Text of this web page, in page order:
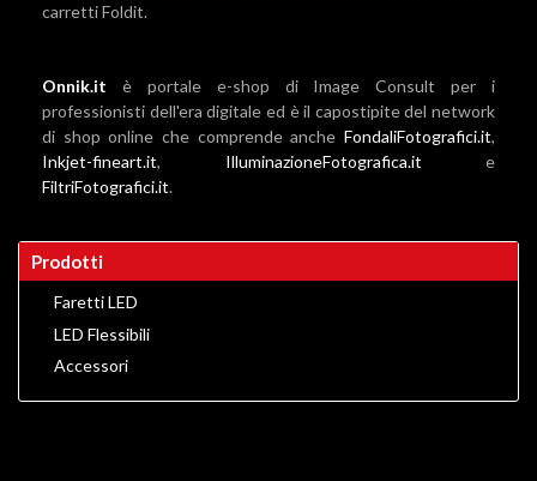
carretti Foldit.
Onnik.it è portale e-shop di Image Consult per i
professionisti dell'era digitale ed è il capostipite del network
di shop online che comprende anche FondaliFotografici.it,
Inkjet-fineart.it, IlluminazioneFotografica.it e
FiltriFotografici.it.
Prodotti
Faretti LED
LED Flessibili
Accessori